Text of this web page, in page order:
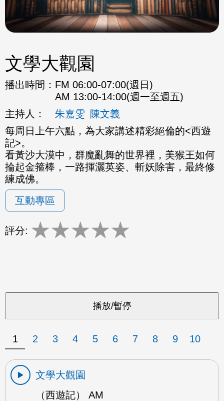
文學大觀園
播出時間： FM 06:00-07:00(週日)
AM 13:00-14:00(週一至週五)
主持人：
朱嘉雯 陳文義
每周日上午六點，為大家講述精彩絕倫的<西遊
記>。
看黃沙大漠中，群魔亂舞的世界裡，美猴王如何
掄起金箍棒，一路揮灑英姿、斬妖除害，最終修
練成佛。
互動專區
評分: ★★★★★
1 2 3 4 5 6 7 8 9 10
文學大觀園
（西遊記） AM